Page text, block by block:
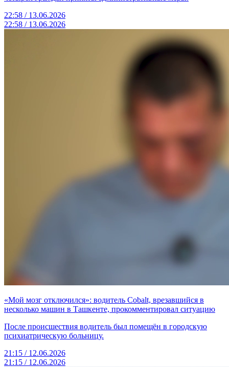
22:58 / 13.06.2026
22:58 / 13.06.2026
«Мой мозг отключился»: водитель Cobalt, врезавшийся в
несколько машин в Ташкенте, прокомментировал ситуацию
После происшествия водитель был помещён в городскую
психиатрическую больницу.
21:15 / 12.06.2026
21:15 / 12.06.2026